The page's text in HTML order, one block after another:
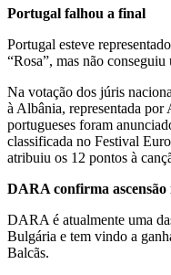
Portugal falhou a final
Portugal esteve
“Rosa”, mas não
Na votação dos júris
à Albânia, representada
portugueses foram
classificada no Festival
atribuiu os 12 pontos à
DARA confirma
DARA é atualmente uma
Bulgária e tem vindo a
Balcãs.